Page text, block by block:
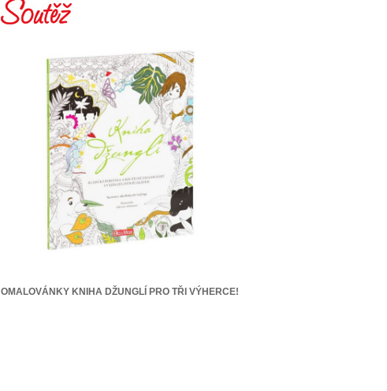
OMALOVÁNKY KNIHA DŽUNGLÍ PRO TŘI VÝHERCE!